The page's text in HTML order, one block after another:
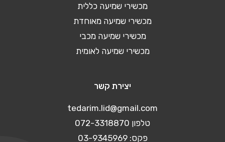
מכשירי שמיעה כללית
מכשירי שמיעה מאוחדת
מכשירי שמיעה מכבי
מכשירי שמיעה לאומית
יצירת קשר
tedarim.lid@gmail.com
טלפון 072-3318870
פקס: 03-9345969